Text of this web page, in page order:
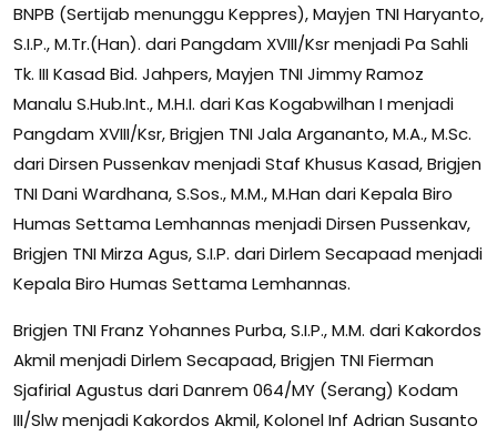
BNPB (Sertijab menunggu Keppres), Mayjen TNI Haryanto,
S.I.P., M.Tr.(Han). dari Pangdam XVIII/Ksr menjadi Pa Sahli
Tk. III Kasad Bid. Jahpers, Mayjen TNI Jimmy Ramoz
Manalu S.Hub.Int., M.H.I. dari Kas Kogabwilhan I menjadi
Pangdam XVIII/Ksr, Brigjen TNI Jala Argananto, M.A., M.Sc.
dari Dirsen Pussenkav menjadi Staf Khusus Kasad, Brigjen
TNI Dani Wardhana, S.Sos., M.M., M.Han dari Kepala Biro
Humas Settama Lemhannas menjadi Dirsen Pussenkav,
Brigjen TNI Mirza Agus, S.I.P. dari Dirlem Secapaad menjadi
Kepala Biro Humas Settama Lemhannas.
Brigjen TNI Franz Yohannes Purba, S.I.P., M.M. dari Kakordos
Akmil menjadi Dirlem Secapaad, Brigjen TNI Fierman
Sjafirial Agustus dari Danrem 064/MY (Serang) Kodam
III/Slw menjadi Kakordos Akmil, Kolonel Inf Adrian Susanto